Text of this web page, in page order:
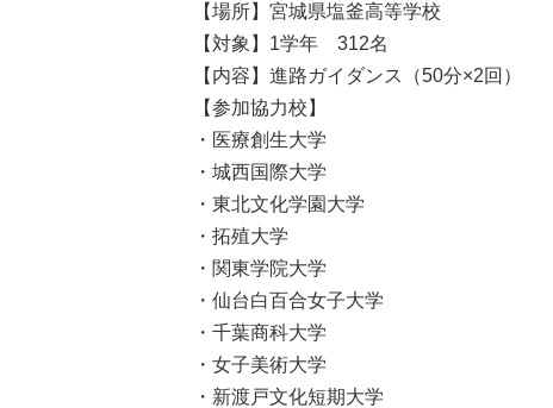
【場所】宮城県塩釜高等学校
【対象】1学年 312名
【内容】進路ガイダンス（50分×2回）
【参加協力校】
・医療創生大学
・城西国際大学
・東北文化学園大学
・拓殖大学
・関東学院大学
・仙台白百合女子大学
・千葉商科大学
・女子美術大学
・新渡戸文化短期大学